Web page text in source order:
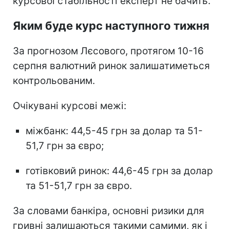
Яким буде курс наступного тижня
За прогнозом Лєсового, протягом 10-16
серпня валютний ринок залишатиметься
контрольованим.
Очікувані курсові межі:
міжбанк: 44,5-45 грн за долар та 51-
51,7 грн за євро;
готівковий ринок: 44,6-45 грн за долар
та 51-51,7 грн за євро.
За словами банкіра, основні ризики для
гривні залишаються такими самими, як і